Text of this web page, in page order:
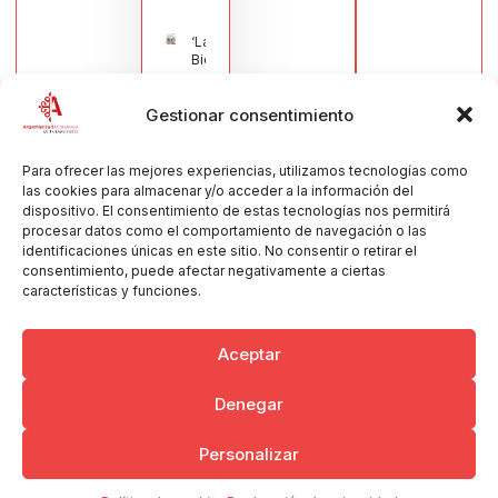
Gestionar consentimiento
Para ofrecer las mejores experiencias, utilizamos tecnologías como
las cookies para almacenar y/o acceder a la información del
dispositivo. El consentimiento de estas tecnologías nos permitirá
procesar datos como el comportamiento de navegación o las
identificaciones únicas en este sitio. No consentir o retirar el
consentimiento, puede afectar negativamente a ciertas
características y funciones.
Aceptar
Denegar
Personalizar
‘La
Bienvenida’,
estampa de
de la Virgen
Muñoz
Muñoz,
anuncia las
Fiestas
Patronales
2026
30/07/2026
Copyright © 2026 Ayuntamiento de Argamasilla de Calatrava